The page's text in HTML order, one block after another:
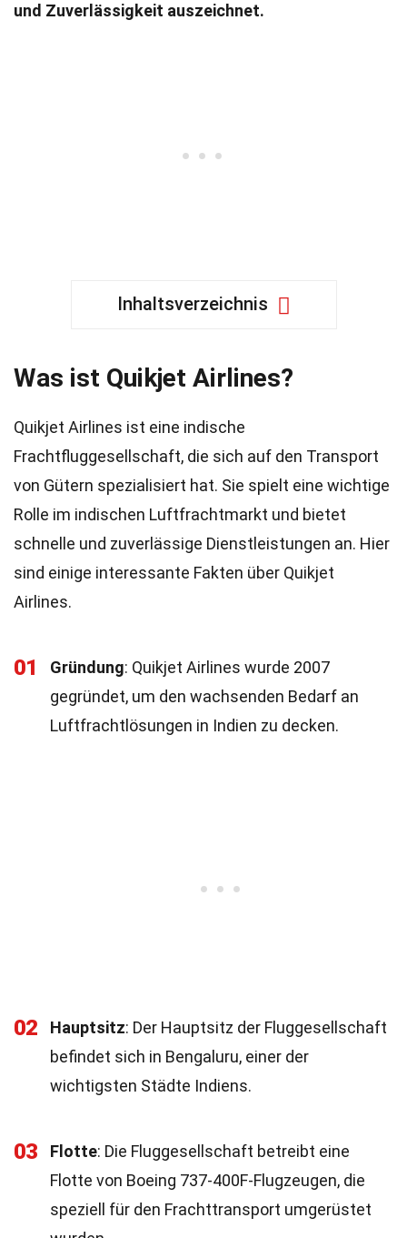
und Zuverlässigkeit auszeichnet.
Inhaltsverzeichnis
Was ist Quikjet Airlines?
Quikjet Airlines ist eine indische
Frachtfluggesellschaft, die sich auf den Transport
von Gütern spezialisiert hat. Sie spielt eine wichtige
Rolle im indischen Luftfrachtmarkt und bietet
schnelle und zuverlässige Dienstleistungen an. Hier
sind einige interessante Fakten über Quikjet
Airlines.
01 Gründung: Quikjet Airlines wurde 2007
gegründet, um den wachsenden Bedarf an
Luftfrachtlösungen in Indien zu decken.
02 Hauptsitz: Der Hauptsitz der Fluggesellschaft
befindet sich in Bengaluru, einer der
wichtigsten Städte Indiens.
03 Flotte: Die Fluggesellschaft betreibt eine
Flotte von Boeing 737-400F-Flugzeugen, die
speziell für den Frachttransport umgerüstet